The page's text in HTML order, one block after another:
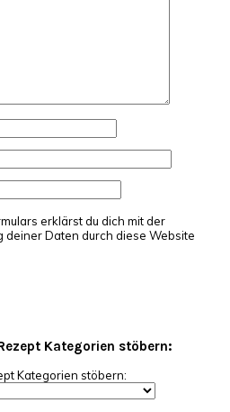
erklärst du dich mit der
deiner Daten durch diese Website
Kategorien stöbern:
Kategorien stöbern: